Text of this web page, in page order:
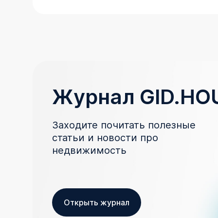
Журнал
Заходите почитать полезные
статьи и новости про
недвижимость
Открыть журнал